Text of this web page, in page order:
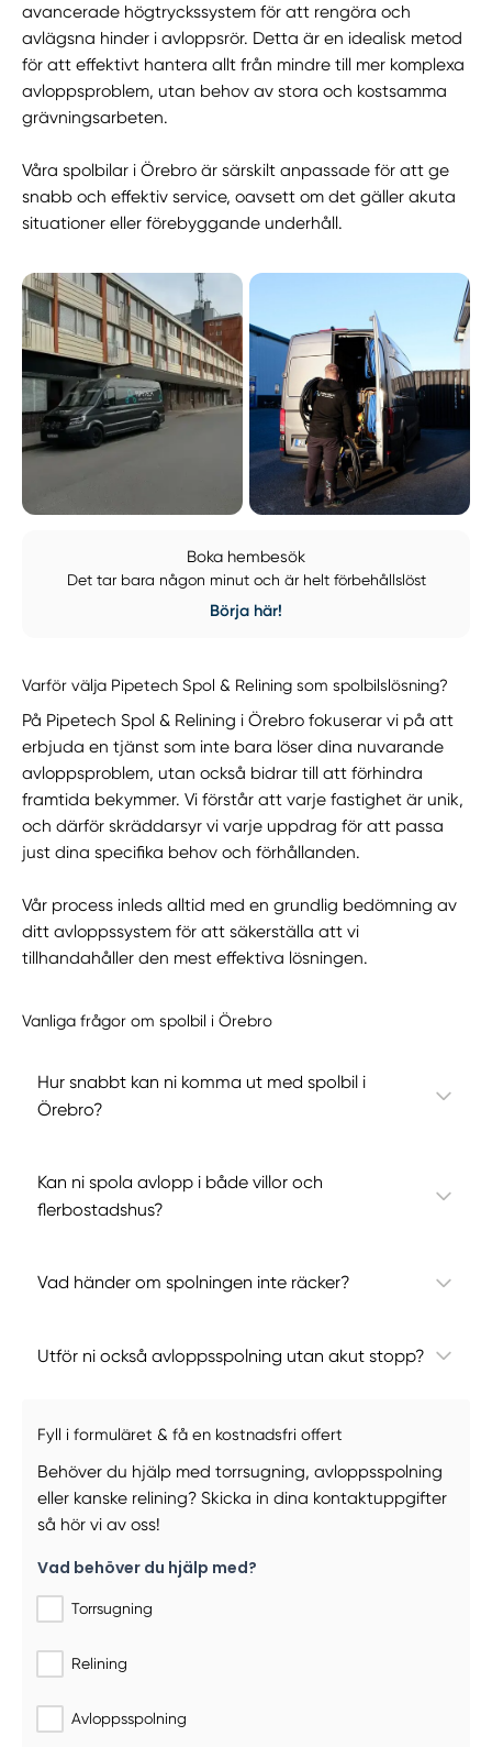
avancerade högtryckssystem för att rengöra och
avlägsna hinder i avloppsrör. Detta är en idealisk metod
för att effektivt hantera allt från mindre till mer komplexa
avloppsproblem, utan behov av stora och kostsamma
grävningsarbeten.
Våra spolbilar i Örebro är särskilt anpassade för att ge
snabb och effektiv service, oavsett om det gäller akuta
situationer eller förebyggande underhåll.
Boka hembesök
Det tar bara någon minut och är helt förbehållslöst
Börja här!
Varför välja Pipetech Spol & Relining som spolbilslösning?
På Pipetech Spol & Relining i Örebro fokuserar vi på att
erbjuda en tjänst som inte bara löser dina nuvarande
avloppsproblem, utan också bidrar till att förhindra
framtida bekymmer. Vi förstår att varje fastighet är unik,
och därför skräddarsyr vi varje uppdrag för att passa
just dina specifika behov och förhållanden.
Vår process inleds alltid med en grundlig bedömning av
ditt avloppssystem för att säkerställa att vi
tillhandahåller den mest effektiva lösningen.
Vanliga frågor om spolbil i Örebro
Hur snabbt kan ni komma ut med spolbil i
Örebro?
Kan ni spola avlopp i både villor och
flerbostadshus?
Vad händer om spolningen inte räcker?
Utför ni också avloppsspolning utan akut stopp?
Fyll i formuläret & få en kostnadsfri offert
Behöver du hjälp med torrsugning, avloppsspolning
eller kanske relining? Skicka in dina kontaktuppgifter
så hör vi av oss!
Vad behöver du hjälp med?
Torrsugning
Relining
Avloppsspolning